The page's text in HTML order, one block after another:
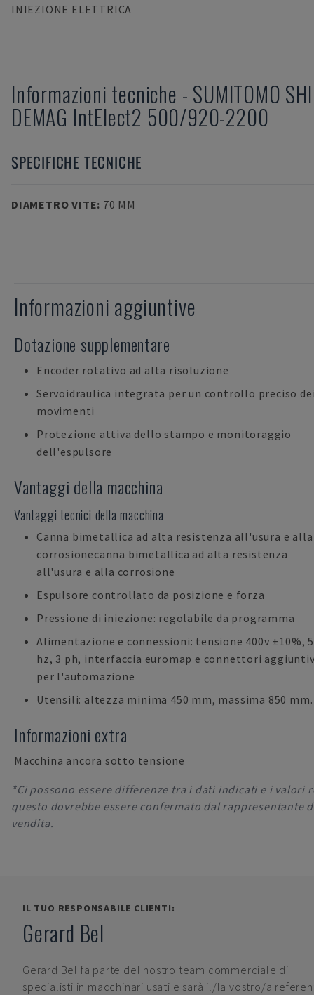
INIEZIONE ELETTRICA
Informazioni tecniche - SUMITOMO SHI
DEMAG IntElect2 500/920-2200
SPECIFICHE TECNICHE
DIAMETRO VITE: 70 MM
Informazioni aggiuntive
Dotazione supplementare
Encoder rotativo ad alta risoluzione
Servoidraulica integrata per un controllo preciso
movimenti
Protezione attiva dello stampo e monitoraggio
dell'espulsore
Vantaggi della macchina
Vantaggi tecnici della macchina
Canna bimetallica ad alta resistenza all'usura e alla
corrosionecanna bimetallica ad alta resistenza
all'usura e alla corrosione
Espulsore controllato da posizione e forza
Pressione di iniezione: regolabile da programma
Alimentazione e connessioni: tensione 400v ±10%,
hz, 3 ph, interfaccia euromap e connettori
per l'automazione
Utensili: altezza minima 450 mm, massima 850 mm.
Informazioni extra
Macchina ancora sotto tensione
*Ci possono essere differenze tra i dati indicati e i valori
questo dovrebbe essere confermato dal rappresentante
vendita.
IL TUO RESPONSABILE CLIENTI:
Gerard Bel
Gerard Bel fa parte del nostro team commerciale di
specialisti in macchinari usati e sarà il/la vostro/a